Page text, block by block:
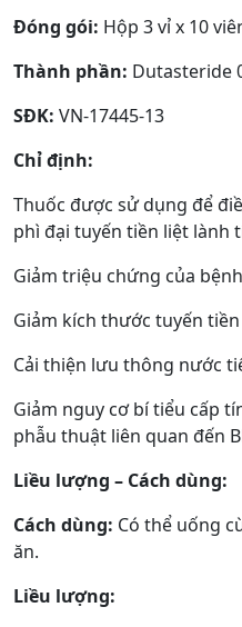
Đóng gói: Hộp 3 vỉ x 10
Thành phần: Dutasteride
SĐK: VN-17445-13
Chỉ định:
Thuốc được sử dụng để
phì đại tuyến tiền liệt lành
Giảm triệu chứng của
Giảm kích thước tuyến
Cải thiện lưu thông nước
Giảm nguy cơ bí tiểu cấp
phẫu thuật liên quan đến
Liều lượng – Cách dùng:
Cách dùng: Có thể uống
ăn.
Liều lượng: